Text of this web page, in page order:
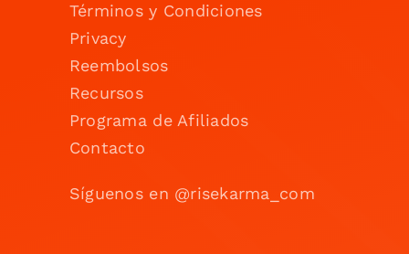
Términos y Condiciones
Privacy
Reembolsos
Recursos
Programa de Afiliados
Contacto
Síguenos en @risekarma_com